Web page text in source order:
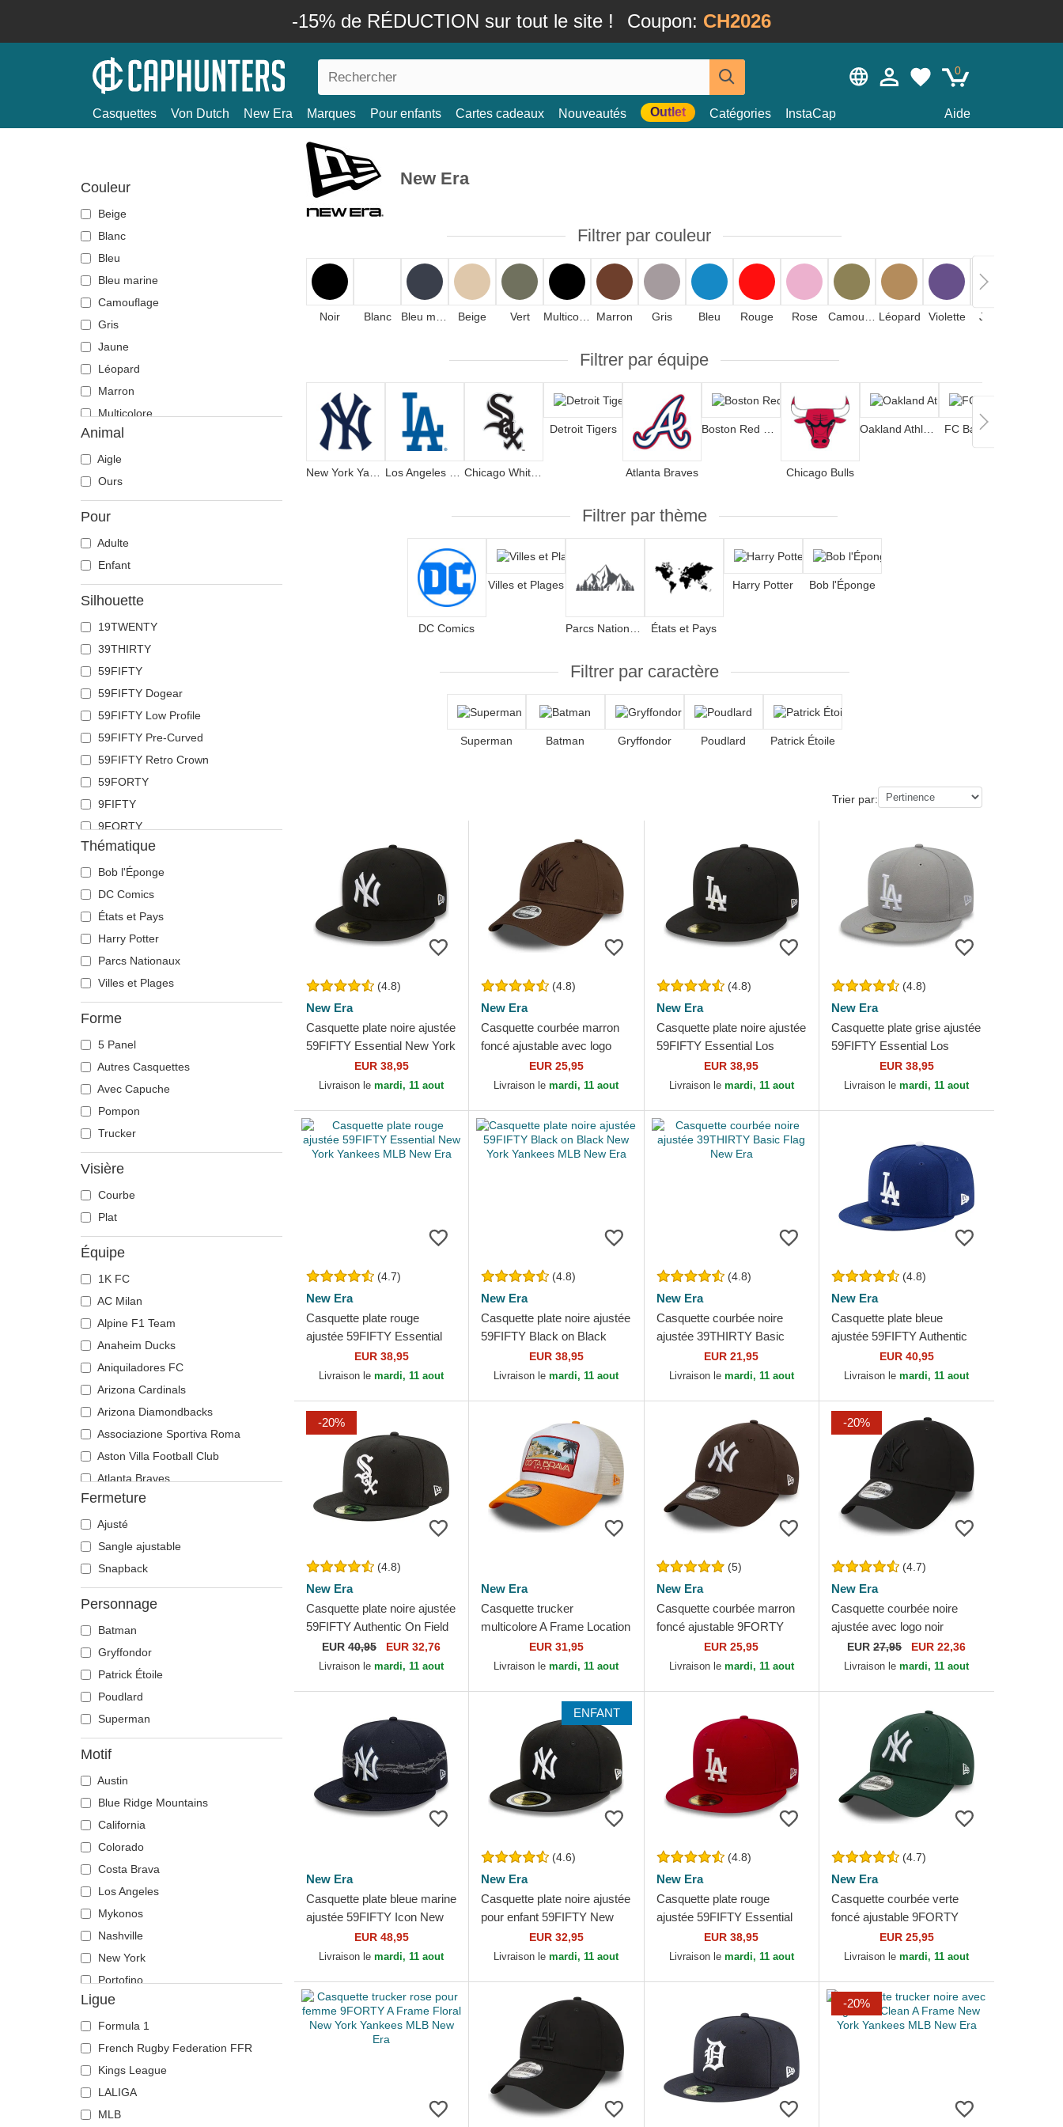
-15% de RÉDUCTION sur tout le site ! Coupon: CH2026
0
Casquettes Von Dutch New Era Marques Pour enfants Cartes cadeaux Nouveautés Outlet Catégories InstaCap Aide
Couleur
Beige
Blanc
Bleu
Bleu marine
Camouflage
Gris
Jaune
Léopard
Marron
Multicolore
Noir
Orange
Pierre
Rose
Rouge
Vert
Violette
Animal
Aigle
Ours
Pour
Adulte
Enfant
Silhouette
19TWENTY
39THIRTY
59FIFTY
59FIFTY Dogear
59FIFTY Low Profile
59FIFTY Pre-Curved
59FIFTY Retro Crown
59FORTY
9FIFTY
9FORTY
9FORTY APEX
9FORTY M-Crown
9SEVENTY
9TWENTY
A Frame
Casual Classic
E Frame
Open Back
Runner
Thématique
Bob l'Éponge
DC Comics
États et Pays
Harry Potter
Parcs Nationaux
Villes et Plages
Forme
5 Panel
Autres Casquettes
Avec Capuche
Pompon
Trucker
Visière
Courbe
Plat
Équipe
1K FC
AC Milan
Alpine F1 Team
Anaheim Ducks
Aniquiladores FC
Arizona Cardinals
Arizona Diamondbacks
Associazione Sportiva Roma
Aston Villa Football Club
Atlanta Braves
Atlanta Falcons
Boston Bruins
Boston Celtics
Boston Red Sox
Brooklyn Nets
Carolina Panthers
Chelsea Football Club
Chicago Bears
Chicago Blackhawks
Chicago Bulls
Chicago Cubs
Cincinnati Reds
Cleveland Browns
Cleveland Cavaliers
Dallas Cowboys
Dallas Mavericks
Denver Broncos
Denver Nuggets
Detroit Pistons
Detroit Red Wings
Detroit Tigers
Ducati Motor
El Barrio
FC Barcelona
Golden State Warriors
Green Bay Packers
Haas F1 Team
Fermeture
Ajusté
Sangle ajustable
Snapback
Personnage
Batman
Gryffondor
Patrick Étoile
Poudlard
Superman
Motif
Austin
Blue Ridge Mountains
California
Colorado
Costa Brava
Los Angeles
Mykonos
Nashville
New York
Portofino
Ligue
Formula 1
French Rugby Federation FFR
Kings League
LALIGA
MLB
New Era
Filtrer par couleur
Noir Blanc Beige Vert Marron Gris Bleu Rouge Rose Léopard Violette Jaune
Filtrer par équipe
Detroit Tigers
Atlanta Braves
Boston Red Sox
Chicago Bulls
Oakland Athletics FC Barcelona
Filtrer par thème
DC Comics
Villes et Plages
États et Pays
Harry Potter Bob l'Éponge
Filtrer par caractère
Superman Batman Gryffondor Poudlard Patrick Étoile
Trier par:
(4.8)
New Era
Casquette plate noire ajustée
59FIFTY Essential New York
Yankees MLB New Era
EUR 38,95
Livraison lemardi, 11 aout
(4.8)
New Era
Casquette courbée marron
foncé ajustable avec logo
marron foncé pour femme
9FORTY League...
EUR 25,95
Livraison lemardi, 11 aout
(4.8)
New Era
Casquette plate noire ajustée
59FIFTY Essential Los
Angeles Dodgers MLB New
Era
EUR 38,95
Livraison le mardi, 11 aout
(4.8)
New Era
Casquette plate grise ajustée
59FIFTY Essential Los
Angeles Dodgers MLB New
Era
EUR 38,95
Livraison lemardi, 11 aout
(4.7)
New Era
Casquette plate rouge
ajustée 59FIFTY Essential
New York Yankees MLB
New Era
EUR 38,95
Livraison lemardi, 11 aout
(4.8)
New Era
Casquette plate noire ajustée
59FIFTY Black on Black
New York Yankees MLB
New Era
EUR 38,95
Livraison lemardi, 11 aout
(4.8)
New Era
Casquette courbée noire
ajustée 39THIRTY Basic
Flag New EraEUR 21,95
Livraison le mardi, 11 aout
(4.8)
New Era
Casquette plate bleue
ajustée 59FIFTY Authentic
On Field Game Los Angeles
Dodgers MLB New Era
EUR 40,95
Livraison lemardi, 11 aout
-20%
(4.8)
New Era
Casquette plate noire ajustée
59FIFTY Authentic On Field
Game Chicago White Sox
MLB New Era
EUR40,95 EUR 32,76
Livraison lemardi, 11 aout
New Era
Casquette trucker
multicolore A Frame Location
Patch Costa Brava New Era
EUR 31,95
Livraison lemardi, 11 aout
(5)
New Era
Casquette courbée marron
foncé ajustable 9FORTY
League Essential New York
Yankees MLB New Era
EUR 25,95
Livraison le mardi, 11 aout
-20%
(4.7)
New Era
Casquette courbée noire
ajustée avec logo noir
39THIRTY Classic New York
Yankees MLB New Era
EUR27,95 EUR 22,36
Livraison lemardi, 11 aout
New Era
Casquette plate bleue marine
ajustée 59FIFTY Icon New
York Yankees MLB New Era
EUR 48,95
Livraison lemardi, 11 aout
ENFANT
(4.6)
New Era
Casquette plate noire ajustée
pour enfant 59FIFTY New
York Yankees MLB New Era
EUR 32,95
Livraison lemardi, 11 aout
(4.8)
New Era
Casquette plate rouge
ajustée 59FIFTY Essential
Los Angeles Dodgers MLB
New Era
EUR 38,95
Livraison le mardi, 11 aout
(4.7)
New Era
Casquette courbée verte
foncé ajustable 9FORTY
League Essential New York
Yankees MLB New Era
EUR 25,95
Livraison lemardi, 11 aout
-20%